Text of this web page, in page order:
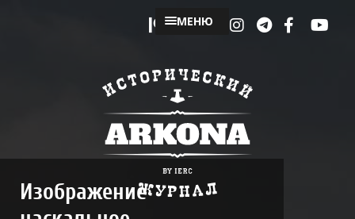
МЕНЮ
Изображение